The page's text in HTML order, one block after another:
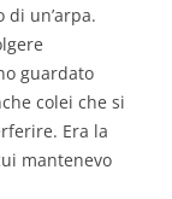
un’arpa.
guardato
colei che si
Era la
mantenevo